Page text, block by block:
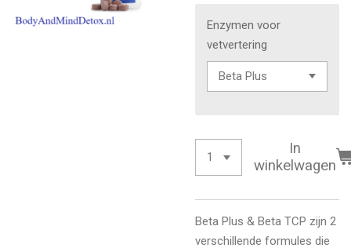
Enzymen voor
vetvertering
In
winkelwagen
Beta Plus & Beta TCP zijn 2
verschillende formules die